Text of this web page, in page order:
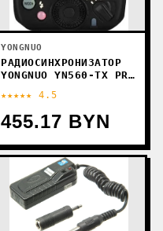
YONGNUO
РАДИОСИНХРОНИЗАТОР
YONGNUO YN560-TX PRO
★★★★★ 4.5
455.17 BYN